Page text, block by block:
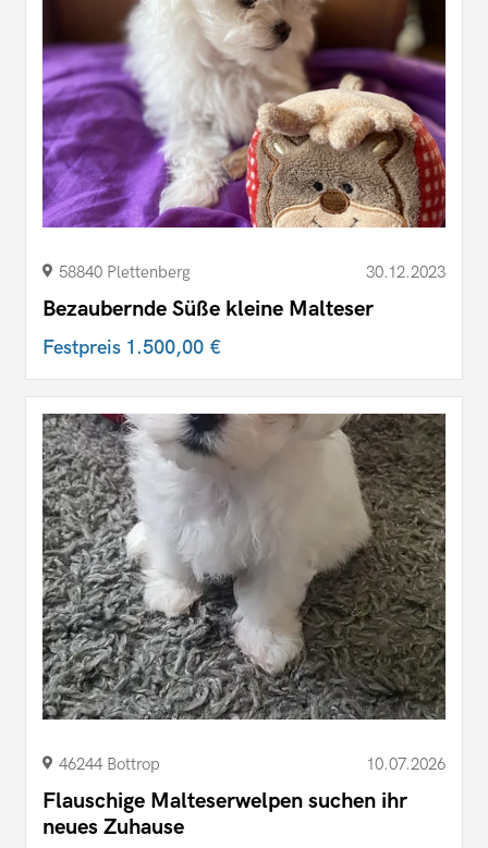
58840 Plettenberg 30.12.2023
Bezaubernde Süße kleine Malteser
Festpreis 1.500,00 €
46244 Bottrop 10.07.2026
Flauschige Malteserwelpen suchen ihr
neues Zuhause